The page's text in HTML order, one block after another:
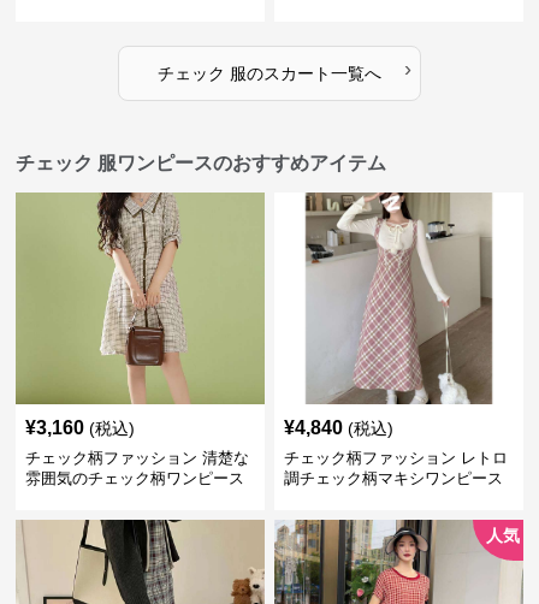
チェック 服のスカート一覧へ ›
チェック 服ワンピースのおすすめアイテム
¥3,160 (税込)
チェック柄ファッション 清楚な
雰囲気のチェック柄ワンピース
¥4,840 (税込)
チェック柄ファッション レトロ
調チェック柄マキシワンピース
人気